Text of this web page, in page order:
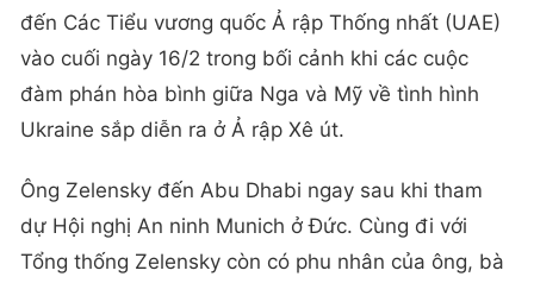
đến Các Tiểu vương quốc Ả rập Thống nhất (UAE)
vào cuối ngày 16/2 trong bối cảnh khi các cuộc
đàm phán hòa bình giữa Nga và Mỹ về tình hình
Ukraine sắp diễn ra ở Ả rập Xê út.
Ông Zelensky đến Abu Dhabi ngay sau khi tham
dự Hội nghị An ninh Munich ở Đức. Cùng đi với
Tổng thống Zelensky còn có phu nhân của ông, bà